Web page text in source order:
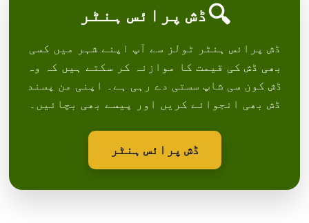
🔍ڈش پرائس ہنٹر
ڈش پرائس ہنٹر ٹولز سے آپ اپنے شہر میں کسی
بھی ڈش کی قیمت کا موازنہ کر سکتے ہیں کہ وہ
ڈش کون سی شاپ سستی دے رہی ہے۔ اپنی من پسند
ڈش بھی انجوائے کریں اور پیسے بھی بچائیں۔
ڈش پرائس ہنٹر